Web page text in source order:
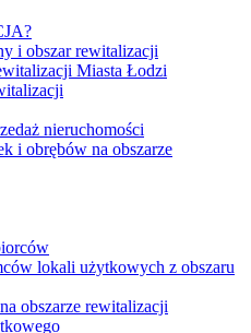
i obszar rewitalizacji
Miasta Łodzi
nieruchomości
i obrębów na obszarze
lokali użytkowych z obszaru
obszarze rewitalizacji